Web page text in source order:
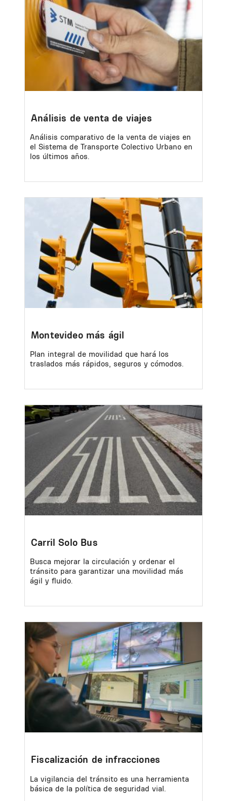
Análisis de venta de viajes
Análisis comparativo de la venta de viajes en
el Sistema de Transporte Colectivo Urbano en
los últimos años.
Montevideo más ágil
Plan integral de movilidad que hará los
traslados más rápidos, seguros y cómodos.
Image
Carril Solo Bus
Busca mejorar la circulación y ordenar el
tránsito para garantizar una movilidad más
ágil y fluido.
Image
Fiscalización de infracciones
La vigilancia del tránsito es una herramienta
básica de la política de seguridad vial.